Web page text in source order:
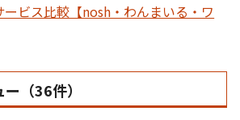
ビス比較【nosh・わんまいる・ワ
（36件）